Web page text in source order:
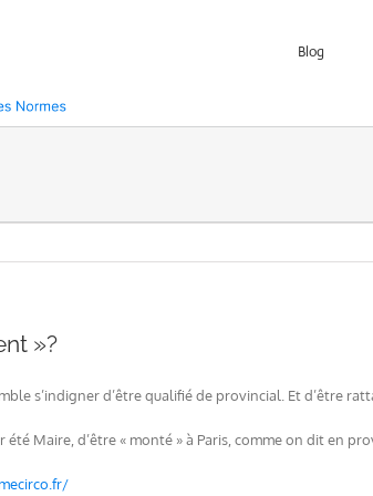
Blog
»?
s’indigner d’être qualifié de provincial. Et d’être
Maire, d’être « monté » à Paris, comme on dit en